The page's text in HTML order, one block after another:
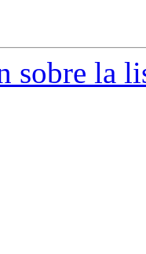
sobre la